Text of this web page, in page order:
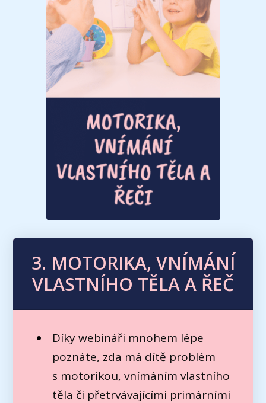
3. MOTORIKA, VNÍMÁNÍ
VLASTNÍHO TĚLA A ŘEČ
Díky webináři mnohem lépe
poznáte, zda má dítě problém
s motorikou, vnímáním vlastního
těla či přetrvávajícími primárními